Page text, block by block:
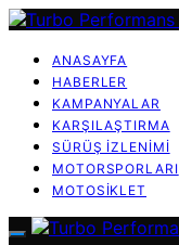
ANASAYFA
HABERLER
KAMPANYALAR
KARŞILAŞTIRMA
SÜRÜŞ İZLENIMI
MOTORSPORLARI
MOTOSIKLET